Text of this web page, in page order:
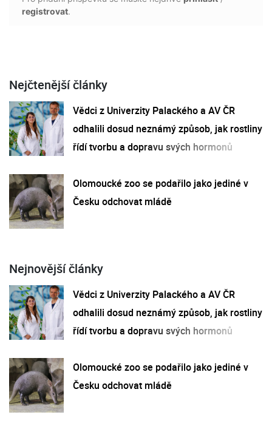
registrovat.
Nejčtenější články
Vědci z Univerzity Palackého a AV ČR
odhalili dosud neznámý způsob, jak rostliny
řídí tvorbu a dopravu svých hormonů
Olomoucké zoo se podařilo jako jediné v
Česku odchovat mládě
Nejnovější články
Vědci z Univerzity Palackého a AV ČR
odhalili dosud neznámý způsob, jak rostliny
řídí tvorbu a dopravu svých hormonů
Olomoucké zoo se podařilo jako jediné v
Česku odchovat mládě